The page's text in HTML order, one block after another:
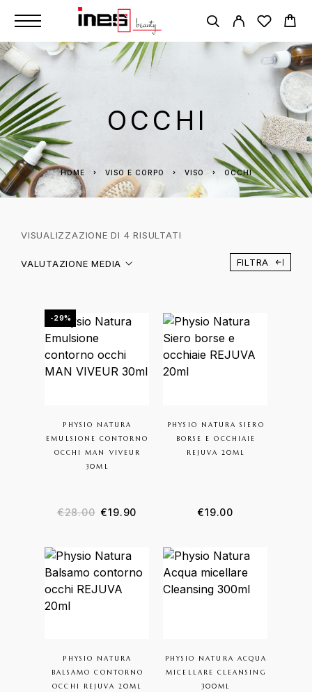
OCCHI
HOME VISO E CORPO VISO OCCHI
VISUALIZZAZIONE DI 4 RISULTATI
VALUTAZIONE MEDIA FILTRA
-29%
PHYSIO NATURA
EMULSIONE CONTORNO
OCCHI MAN VIVEUR
30ML
€28.00 €19.90
PHYSIO NATURA SIERO
BORSE E OCCHIAIE
REJUVA 20ML
€19.00
PHYSIO NATURA
BALSAMO CONTORNO
OCCHI REJUVA 20ML
PHYSIO NATURA ACQUA
MICELLARE CLEANSING
300ML